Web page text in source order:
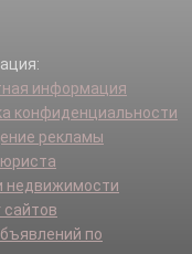
информация
конфиденциальности
рекламы
недвижимости
сайтов
по